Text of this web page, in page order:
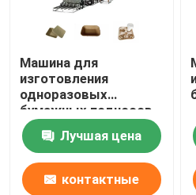
Машина для
изготовления
одноразовых
бумажных подносов
Автоматическая
машина для
формования
целлюлозы
Лучшая цена
контактные